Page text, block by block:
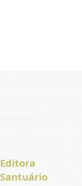
Editora
Santuário